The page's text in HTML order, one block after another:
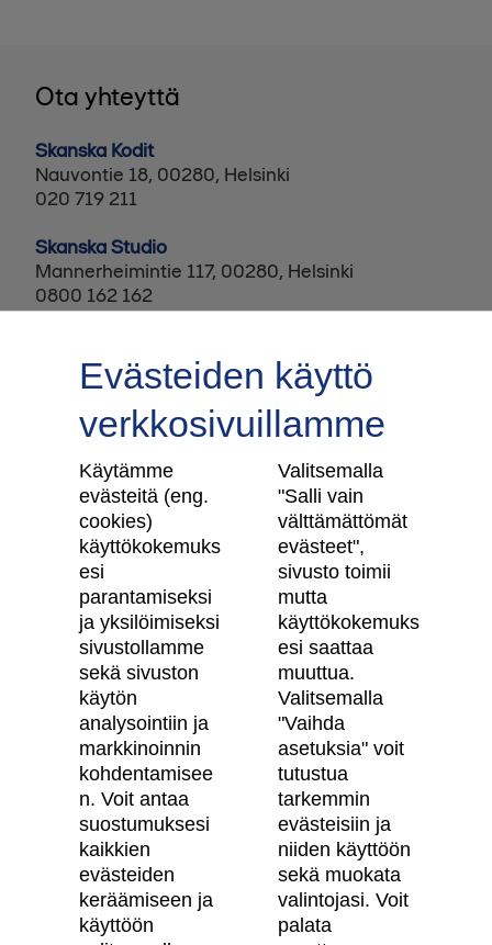
Ota yhteyttä
Skanska Kodit
Nauvontie 18, 00280, Helsinki
020 719 211
Skanska Studio
Mannerheimintie 117, 00280, Helsinki
0800 162 162
Tilaa uutiskirje
Skanska Kodit
Artikkelit
Digitaalinen asuntokauppa
Asiakkaiden kokemuksia meistä
Vastuullisuus
Tietosuojaseloste
Käyttöehdot
Evästeasetukset
Saavutettavuusseloste
Evästeiden käyttö
verkkosivuillamme
Käytämme
evästeitä (eng.
cookies)
käyttökokemuks
esi
parantamiseksi
ja yksilöimiseksi
sivustollamme
sekä sivuston
käytön
analysointiin ja
markkinoinnin
kohdentamisee
n. Voit antaa
suostumuksesi
kaikkien
evästeiden
keräämiseen ja
käyttöön
Valitsemalla
"Salli vain
välttämättömät
evästeet",
sivusto toimii
mutta
käyttökokemuks
esi saattaa
muuttua.
Valitsemalla
"Vaihda
asetuksia" voit
tutustua
tarkemmin
evästeisiin ja
niiden käyttöön
sekä muokata
valintojasi. Voit
palata